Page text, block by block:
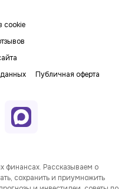
cookie
Публичная оферта
финансах. Рассказываем о
сохранить и приумножить